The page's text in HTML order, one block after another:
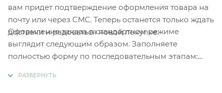
вам придет подтверждение оформления товара на
почту или через СМС. Теперь останется только ждать
доставки и радоваться новой покупке.
Оформление заказа в стандартном режиме
выглядит следующим образом. Заполняете
полностью форму по последовательным этапам: